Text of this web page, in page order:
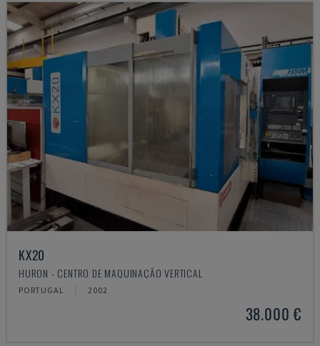
KX20
HURON - CENTRO DE MAQUINAÇÃO VERTICAL
PORTUGAL 2002
38.000 €